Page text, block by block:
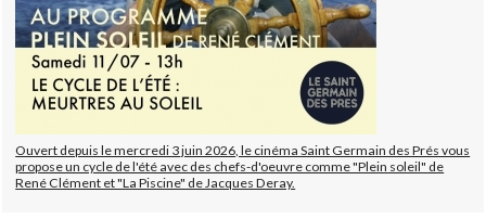
Ouvert depuis le mercredi 3 juin 2026, le cinéma Saint Germain des Prés vous
propose un cycle de l'été avec des chefs-d'oeuvre comme "Plein soleil" de
René Clément et "La Piscine" de Jacques Deray.